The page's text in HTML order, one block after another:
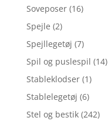
Soveposer (16)
Spejle (2)
Spejllegetøj (7)
Spil og puslespil (14)
Stableklodser (1)
Stablelegetøj (6)
Stel og bestik (242)